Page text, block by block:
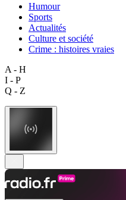
Humour
Sports
Actualités
Culture et société
Crime : histoires vraies
A - H
I - P
Q - Z